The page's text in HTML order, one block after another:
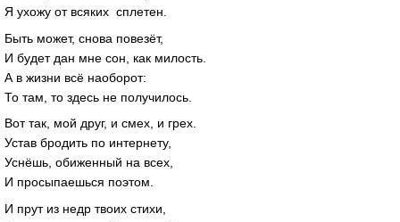
Я ухожу от всяких сплетен.
Быть может, снова повезёт,
И будет дан мне сон, как милость.
А в жизни всё наоборот:
То там, то здесь не получилось.
Вот так, мой друг, и смех, и грех.
Устав бродить по интернету,
Уснёшь, обиженный на всех,
И просыпаешься поэтом.
И прут из недр твоих стихи,